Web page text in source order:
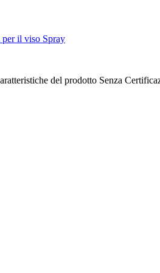
per il viso Spray
del prodotto Senza